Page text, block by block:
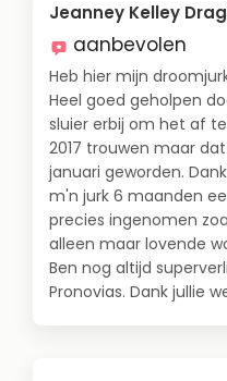
Jeanney Kelley
aanbevolen
Heb hier mijn
Heel goed geholpen
sluier erbij om het af
2017 trouwen maar
januari geworden.
m'n jurk 6 maanden
precies ingenomen
alleen maar lovende
Ben nog altijd
Pronovias. Dank jullie